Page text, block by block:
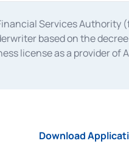
Services Authority
based on the
license as a provider
2014 dated
Download